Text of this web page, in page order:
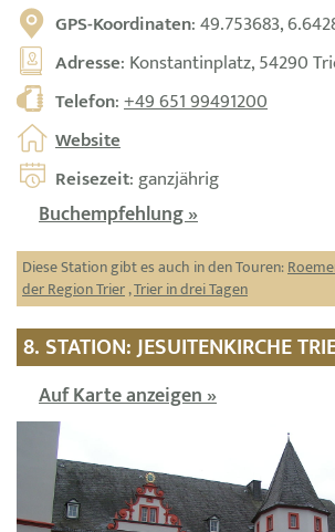
GPS-Koordinaten: 49.753683,
Adresse: Konstantinplatz, 54290
Telefon:+49 651 99491200
Website
Reisezeit: ganzjährig
Buchempfehlung »
Diese Station gibt es auch in den Touren:
der Region Trier,Trier in drei Tagen
8. STATION: JESUITENKIRCHE
Auf Karte anzeigen »